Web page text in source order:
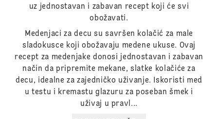
uz jednostavan i zabavan recept koji će svi
obožavati.
Medenjaci za decu su savršen kolačić za male
sladokusce koji obožavaju medene ukuse. Ovaj
recept za medenjake donosi jednostavan i zabavan
način da pripremite mekane, slatke kolačiće za
decu, idealne za zajedničko uživanje. Iskoristi med
u testu i kremastu glazuru za poseban šmek i
uživaj u pravl...